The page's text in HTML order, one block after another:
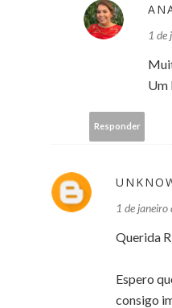
1 de
Um
Responder
1 de
Querida
Espero
consigo